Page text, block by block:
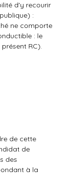
d'y recourir
:
ne comporte
: le
RC).
de cette
de
des
à la